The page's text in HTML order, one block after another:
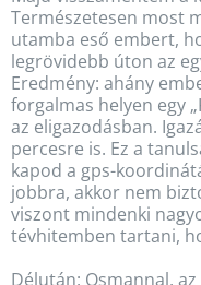
Természetesen most
utamba eső embert,
legrövidebb úton az
Eredmény: ahány
forgalmas helyen egy
az eligazodásban.
percesre is. Ez a
kapod a gps-
jobbra, akkor nem
viszont mindenki
tévhitemben tartani,
Délután: Osmannal,